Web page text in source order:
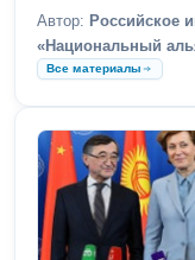
Автор: Российское
«Национальный
Все материалы